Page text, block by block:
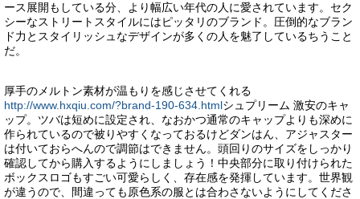
ース展開もしている分、より幅広い年代の人に愛されています。セク
シーなストリートスタイルにはピッタリのブランド。圧倒的なブラン
ド力とスタイリッシュなデザインが多くの人を魅了しているちうこと
だ。
厚手のメルトン素材が温もりを感じさせてくれる
http://www.hxqiu.com/?brand-190-634.htmlシュプリーム 激安のキャ
ップ。ツバは短めに設定され、なおかつ通常のキャップよりも深めに
作られているので被りやすくなっておるけどダンはん、アジャスター
は付いておらへんので調節はできません。頭回りのサイズをしっかり
確認してから購入するようにしましょう！中央部分に取り付けられた
ボックスロゴもすごい可愛らしく、存在感を発揮しています。世界観
が違うので、間違っても原色系の服とは合わさないようにしてくださ